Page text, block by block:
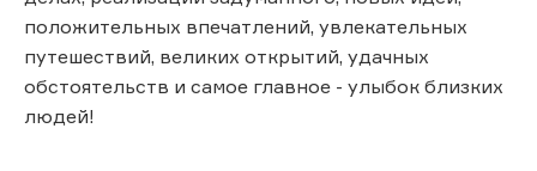
положительных впечатлений, увлекательных
путешествий, великих открытий, удачных
обстоятельств и самое главное - улыбок близких
людей!